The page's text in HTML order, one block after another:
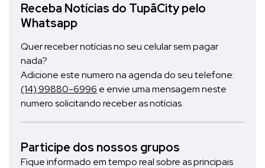
Receba Notícias do TupãCity pelo
Whatsapp
Quer receber notícias no seu celular sem pagar
nada?
Adicione este numero na agenda do seu telefone:
(14) 99880-6996 e envie uma mensagem neste
numero solicitando receber as notícias.
Participe dos nossos grupos
Fique informado em tempo real sobre as principais